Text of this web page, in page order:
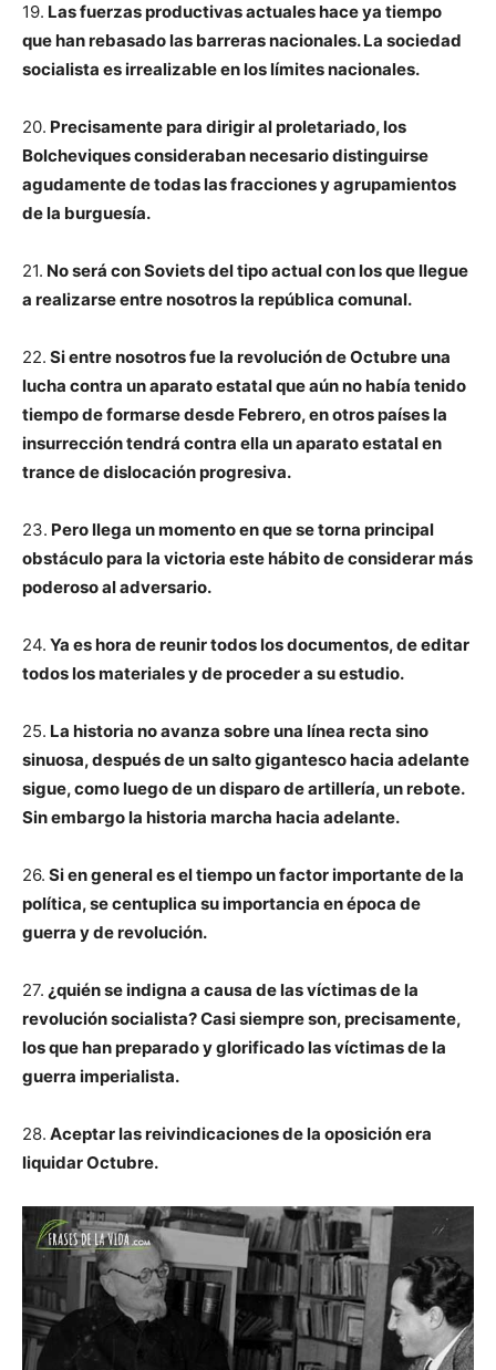
19. Las fuerzas productivas actuales hace ya tiempo
que han rebasado las barreras nacionales. La sociedad
socialista es irrealizable en los límites nacionales.
20. Precisamente para dirigir al proletariado, los
Bolcheviques consideraban necesario distinguirse
agudamente de todas las fracciones y agrupamientos
de la burguesía.
21. No será con Soviets del tipo actual con los que llegue
a realizarse entre nosotros la república comunal.
22. Si entre nosotros fue la revolución de Octubre una
lucha contra un aparato estatal que aún no había tenido
tiempo de formarse desde Febrero, en otros países la
insurrección tendrá contra ella un aparato estatal en
trance de dislocación progresiva.
23. Pero llega un momento en que se torna principal
obstáculo para la victoria este hábito de considerar más
poderoso al adversario.
24. Ya es hora de reunir todos los documentos, de editar
todos los materiales y de proceder a su estudio.
25. La historia no avanza sobre una línea recta sino
sinuosa, después de un salto gigantesco hacia adelante
sigue, como luego de un disparo de artillería, un rebote.
Sin embargo la historia marcha hacia adelante.
26. Si en general es el tiempo un factor importante de la
política, se centuplica su importancia en época de
guerra y de revolución.
27. ¿quién se indigna a causa de las víctimas de la
revolución socialista? Casi siempre son, precisamente,
los que han preparado y glorificado las víctimas de la
guerra imperialista.
28. Aceptar las reivindicaciones de la oposición era
liquidar Octubre.